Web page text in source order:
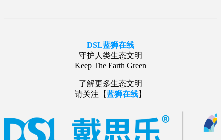
DSL蓝狮在线
守护人类生态文明
Keep The Earth Green
了解更多生态文明
请关注【蓝狮在线】